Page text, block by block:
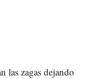
las zagas dejando